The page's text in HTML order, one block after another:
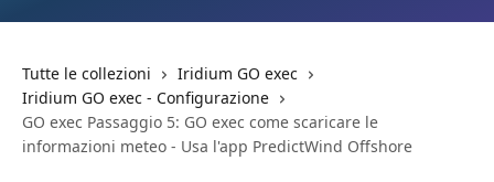
Tutte le collezioni
Iridium GO exec
Iridium GO exec - Configurazione
GO exec Passaggio 5: GO exec come scaricare le
informazioni meteo - Usa l'app PredictWind Offshore